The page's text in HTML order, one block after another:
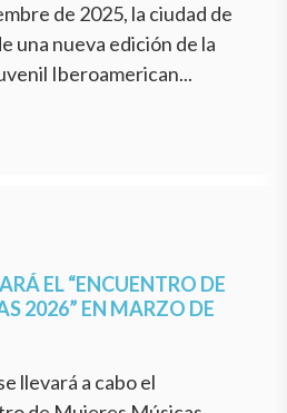
de 2025, la ciudad de
una nueva edición de la
Iberoamerican...
EL “ENCUENTRO DE
2026” EN MARZO DE
llevará a cabo el